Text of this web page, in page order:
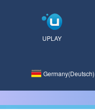
UPLAY
Germany(Deutsch)